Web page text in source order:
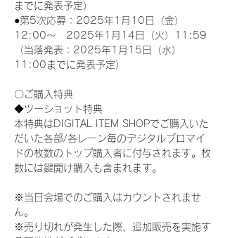
までに発表予定）
●第5次応募：2025年1月10日（金）
12:00～　2025年1月14日（火）11:59
（当落発表：2025年1月15日（水）
11:00までに発表予定）
〇ご購入特典
◆ツーショット特典
本特典はDIGITAL ITEM SHOPでご購入いた
だいた各部/各レーン毎のデジタルブロマイ
ドの枚数のトップ購入者に付与されます。枚
数には鍵開け購入も含まれます。
※当日会場でのご購入はカウントされませ
ん。
※売り切れが発生した際、追加販売を実施す